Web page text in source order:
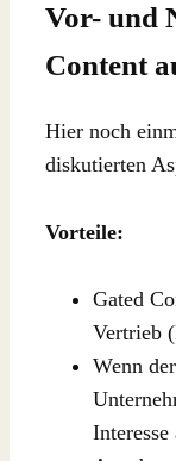
Vor- und
Content
Hier noch
diskutierten
Vorteile:
Gated
Vertrieb
Wenn